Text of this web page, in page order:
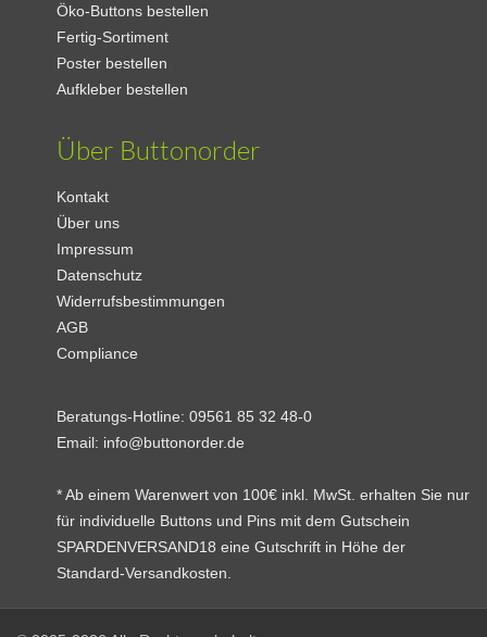
Öko-Buttons bestellen
Fertig-Sortiment
Poster bestellen
Aufkleber bestellen
Über Buttonorder
Kontakt
Über uns
Impressum
Datenschutz
Widerrufsbestimmungen
AGB
Compliance
Beratungs-Hotline:09561 85 32 48-0
Email: info@buttonorder.de
* Ab einem Warenwert von 100€ inkl. MwSt. erhalten Sie nur
für individuelle Buttons und Pins mit dem Gutschein
SPARDENVERSAND18 eine Gutschrift in Höhe der
Standard-Versandkosten.